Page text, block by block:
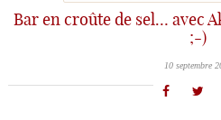
Bar en croûte de sel… avec
;-)
10 septembre